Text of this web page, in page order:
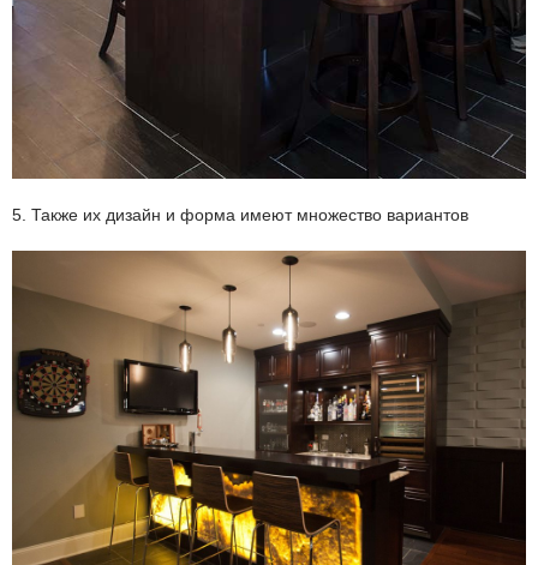
5. Также их дизайн и форма имеют множество вариантов